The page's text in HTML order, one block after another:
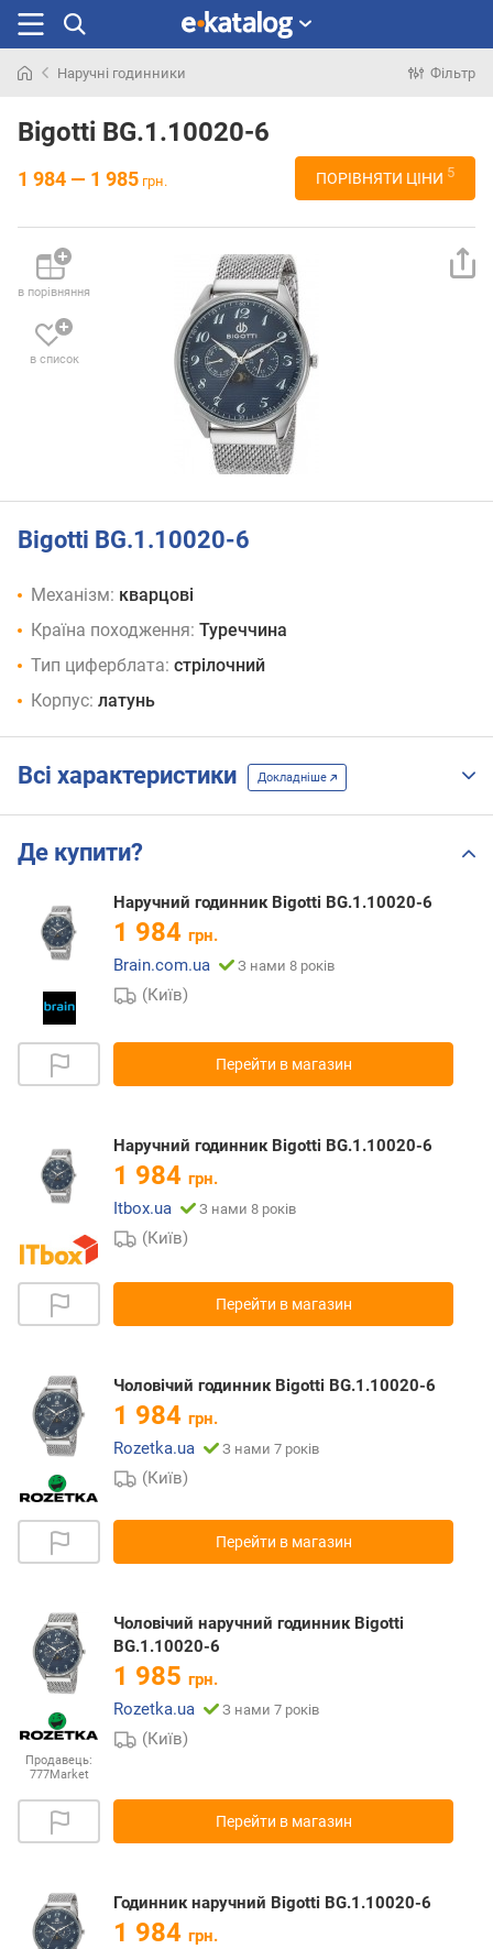
раніше
Наручні годинники Фільтр
Bigotti BG.1.10020-6
1 984 — 1 985 грн. ПОРІВНЯТИ ЦІНИ 5
в порівняння
в список
Bigotti BG.1.10020-6
Механізм: кварцові
Країна походження: Туреччина
Тип циферблата: стрілочний
Корпус: латунь
Всі характеристики Докладніше
Де купити?
Наручний годинник Bigotti BG.1.10020-6
1 984 грн.
Brain.com.ua
З нами 8 років
(Київ)
Перейти в магазин
Наручний годинник Bigotti BG.1.10020-6
1 984 грн.
Itbox.ua
З нами 8 років
(Київ)
Перейти в магазин
Чоловічий годинник Bigotti BG.1.10020-6
1 984 грн.
Rozetka.ua
З нами 7 років
(Київ)
Перейти в магазин
Продавець:
777Market
Чоловічий наручний годинник Bigotti
BG.1.10020-6
1 985 грн.
Rozetka.ua
З нами 7 років
(Київ)
Перейти в магазин
Годинник наручний Bigotti BG.1.10020-6
1 984 грн.